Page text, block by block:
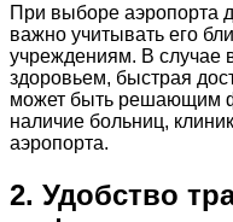
При выборе аэропорта
важно учитывать его
учреждениям. В случае
здоровьем, быстрая
может быть решающим
наличие больниц,
аэропорта.
2. Удобство